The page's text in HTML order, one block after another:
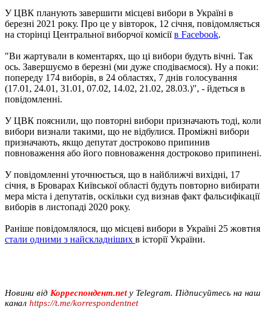
У ЦВК планують завершити місцеві вибори в Україні в
березні 2021 року. Про це у вівторок, 12 січня, повідомляється
на сторінці Центральної виборчої комісіїв Facebook.
"Ви жартували в коментарях, що ці вибори будуть вічні. Так
ось. Завершуємо в березні (ми дуже сподіваємося). Ну а поки:
попереду 174 виборів, в 24 областях, 7 днів голосування
(17.01, 24.01, 31.01, 07.02, 14.02, 21.02, 28.03.)", - йдеться в
повідомленні.
У ЦВК пояснили, що повторні вибори призначають тоді, коли
вибори визнали такими, що не відбулися. Проміжні вибори
призначають, якщо депутат достроково припинив
повноваження або його повноваження достроково припинені.
У повідомленні уточнюється, що в найближчі вихідні, 17
січня, в Броварах Київської області будуть повторно вибирати
мера міста і депутатів, оскільки суд визнав факт фальсифікації
виборів в листопаді 2020 року.
Раніше повідомлялося, що місцеві вибори в Україні 25 жовтня
стали одними з найскладніших в історії України.
Новини від Корреспондент.net у Telegram. Підписуйтесь на наш
канал https://t.me/korrespondentnet